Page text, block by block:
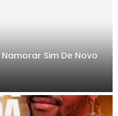
Sim De Novo